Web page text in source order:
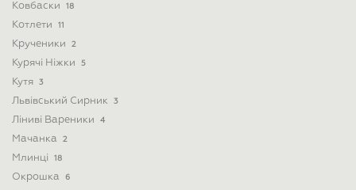
Ковбаски 18
Котлети 11
Крученики 2
Курячі Ніжки 5
Кутя 3
Львівський Сирник 3
Ліниві Вареники 4
Мачанка 2
Млинці 18
Окрошка 6